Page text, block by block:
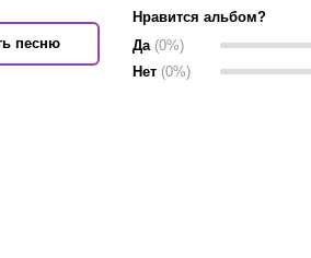
песню
Нравится альбом?
Да (0%)
Нет (0%)